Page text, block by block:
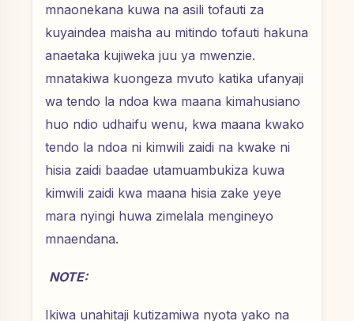
mnaonekana kuwa na asili tofauti za
kuyaindea maisha au mitindo tofauti hakuna
anaetaka kujiweka juu ya mwenzie.
mnatakiwa kuongeza mvuto katika ufanyaji
wa tendo la ndoa kwa maana kimahusiano
huo ndio udhaifu wenu, kwa maana kwako
tendo la ndoa ni kimwili zaidi na kwake ni
hisia zaidi baadae utamuambukiza kuwa
kimwili zaidi kwa maana hisia zake yeye
mara nyingi huwa zimelala mengineyo
mnaendana.
NOTE:
Ikiwa unahitaji kutizamiwa nyota yako na